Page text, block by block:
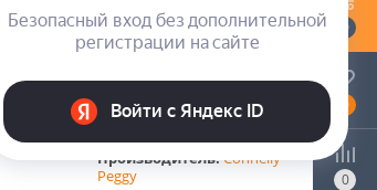
Производитель:Connelly
Peggy
0
0
0